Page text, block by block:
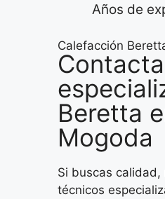
Años de
Calefacción
Beretta
Mogoda
Si buscas
técnicos